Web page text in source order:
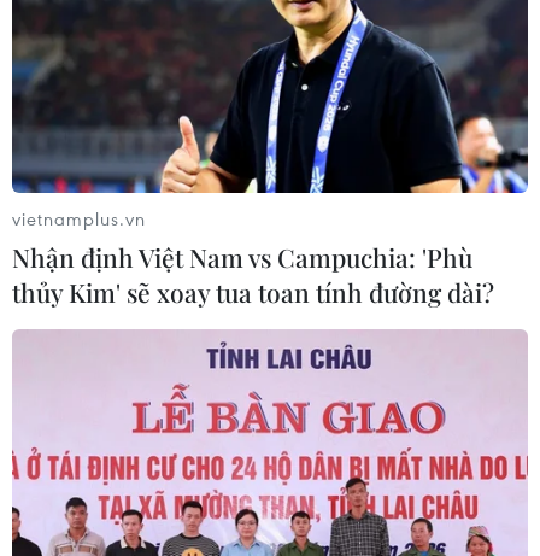
vietnamplus.vn
Nhận định Việt Nam vs Campuchia: 'Phù
thủy Kim' sẽ xoay tua toan tính đường dài?